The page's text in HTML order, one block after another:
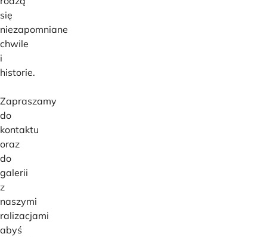
się
niezapomniane
chwile
i
historie.
Zapraszamy
do
kontaktu
oraz
do
galerii
z
naszymi
ralizacjami
abyś